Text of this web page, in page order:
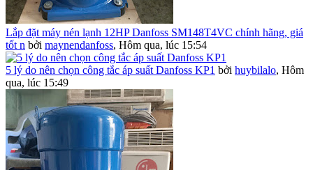
Lắp đặt máy nén lạnh 12HP Danfoss SM148T4VC chính hãng, giá
tốt n bởi maynendanfoss, Hôm qua, lúc 15:54
5 lý do nên chọn công tắc áp suất Danfoss KP1 bởi huybilalo, Hôm
qua, lúc 15:49